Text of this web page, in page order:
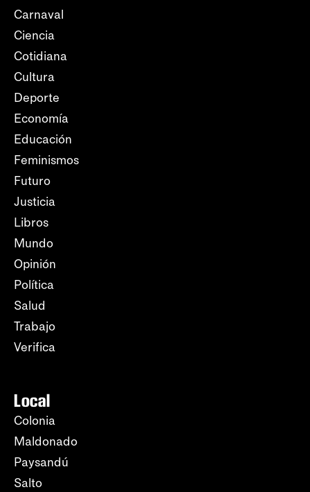
Carnaval
Ciencia
Cotidiana
Cultura
Deporte
Economía
Educación
Feminismos
Futuro
Justicia
Libros
Mundo
Opinión
Política
Salud
Trabajo
Verifica
Local
Colonia
Maldonado
Paysandú
Salto